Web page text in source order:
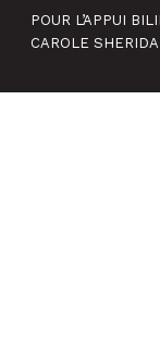
POUR L’APPUI
CAROLE